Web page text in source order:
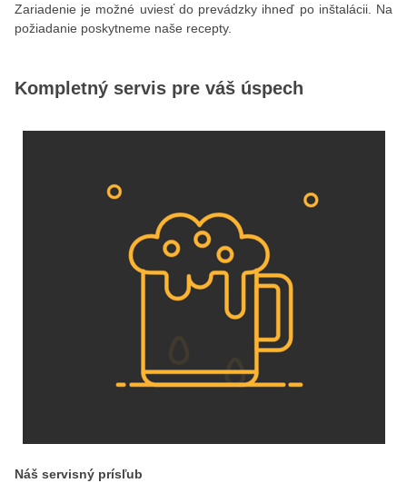
Zariadenie je možné uviesť do prevádzky ihneď po inštalácii. Na
požiadanie poskytneme naše recepty.
Kompletný servis pre váš úspech
Náš servisný prísľub